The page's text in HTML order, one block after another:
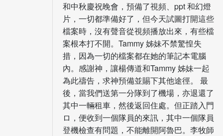
和中秋慶祝晚會，預備了視頻、ppt 和幻燈
片，一切都準備好了，但今天試圖打開這些
檔案時，沒有聲音從視頻播放出來，有些檔
案根本打不開。Tammy 姊妹不禁驚惶失
措，因為一切的檔案都在她的筆記本電腦
內。感謝神，讓楊傳道和Tammy 姊妹一起
為此禱告，求神預備並賜下其他途徑。 最
後，當我們送第一分隊到了機場，亦退還了
其中一輛租車，然後返回住處。但正踏入門
ロ，便收到一個隊員的來訊，其中一個隊員
登機檢查有問題，不能離開阿魯巴。李牧師